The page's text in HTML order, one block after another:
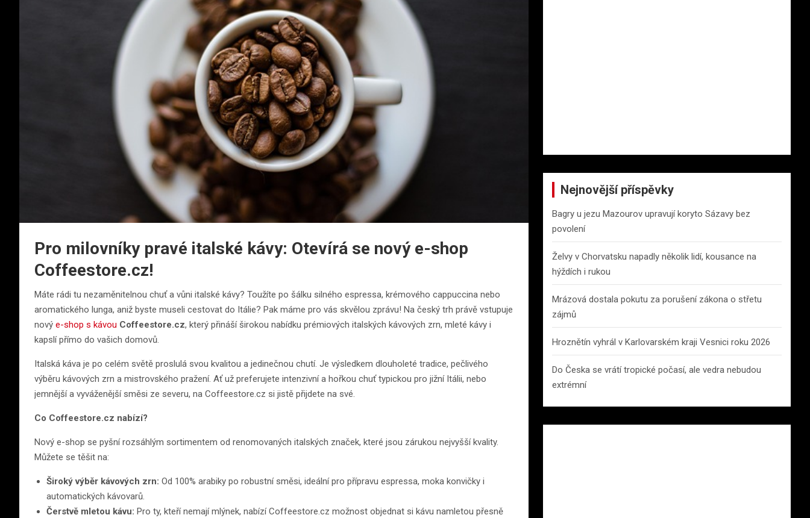
Pro milovníky pravé italské kávy: Otevírá se nový e-shop
Coffeestore.cz!
Máte rádi tu nezaměnitelnou chuť a vůni italské kávy? Toužíte po šálku silného espressa, krémového cappuccina nebo
aromatického lunga, aniž byste museli cestovat do Itálie? Pak máme pro vás skvělou zprávu! Na český trh právě vstupuje
nový e-shop s kávou Coffeestore.cz, který přináší širokou nabídku prémiových italských kávových zrn, mleté kávy i
kapslí přímo do vašich domovů.
Italská káva je po celém světě proslulá svou kvalitou a jedinečnou chutí. Je výsledkem dlouholeté tradice, pečlivého
výběru kávových zrn a mistrovského pražení. Ať už preferujete intenzivní a hořkou chuť typickou pro jižní Itálii, nebo
jemnější a vyváženější směsi ze severu, na Coffeestore.cz si jistě přijdete na své.
Co Coffeestore.cz nabízí?
Nový e-shop se pyšní rozsáhlým sortimentem od renomovaných italských značek, které jsou zárukou nejvyšší kvality.
Můžete se těšit na:
Široký výběr kávových zrn: Od 100% arabiky po robustní směsi, ideální pro přípravu espressa, moka konvičky i
automatických kávovarů.
Čerstvě mletou kávu: Pro ty, kteří nemají mlýnek, nabízí Coffeestore.cz možnost objednat si kávu namletou přesně
Nejnovější příspěvky
Bagry u jezu Mazourov upravují koryto Sázavy bez
povolení
Želvy v Chorvatsku napadly několik lidí, kousance na
hýždích i rukou
Mrázová dostala pokutu za porušení zákona o střetu
zájmů
Hroznětín vyhrál v Karlovarském kraji Vesnici roku 2026
Do Česka se vrátí tropické počasí, ale vedra nebudou
extrémní